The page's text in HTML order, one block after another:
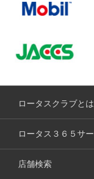
ロータスクラブと
ロータス３６５サ
店舗検索